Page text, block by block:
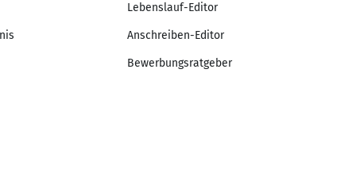
Lebenslauf-Editor
Anschreiben-Editor
Bewerbungsratgeber